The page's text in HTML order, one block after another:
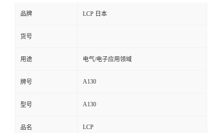
品牌 LCP 日本
货号
用途 电气/电子应用领域
牌号 A130
型号 A130
品名 LCP